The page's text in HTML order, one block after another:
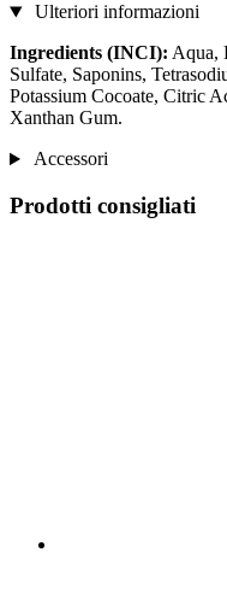
Ulteriori informazioni
Ingredients (INCI): Aqua,
Sulfate, Saponins,
Potassium Cocoate, Citric
Xanthan Gum.
Accessori
Prodotti consigliati